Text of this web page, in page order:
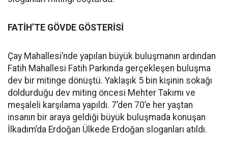
FATİH’TE GÖVDE GÖSTERİSİ
Çay Mahallesi’nde yapılan büyük buluşmanın ardından
Fatih Mahallesi Fatih Parkında gerçekleşen buluşma
dev bir mitinge dönüştü. Yaklaşık 5 bin kişinin sokağı
doldurduğu dev miting öncesi Mehter Takımı ve
meşaleli karşılama yapıldı. 7’den 70’e her yaştan
insanın bir araya geldiği büyük buluşmada konuşan
İlkadım’da Erdoğan Ülkede Erdoğan sloganları atıldı.